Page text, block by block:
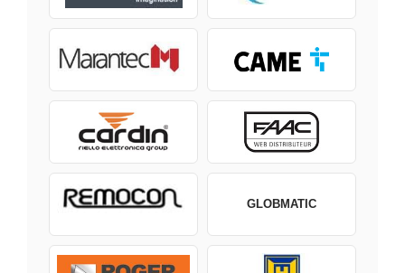
GLOBMATIC